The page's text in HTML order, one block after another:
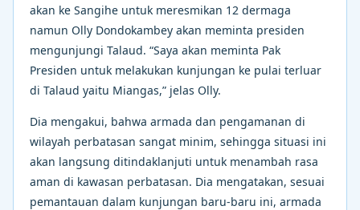
akan ke Sangihe untuk meresmikan 12 dermaga
namun Olly Dondokambey akan meminta presiden
mengunjungi Talaud. “Saya akan meminta Pak
Presiden untuk melakukan kunjungan ke pulai terluar
di Talaud yaitu Miangas,” jelas Olly.
Dia mengakui, bahwa armada dan pengamanan di
wilayah perbatasan sangat minim, sehingga situasi ini
akan langsung ditindaklanjuti untuk menambah rasa
aman di kawasan perbatasan. Dia mengatakan, sesuai
pemantauan dalam kunjungan baru-baru ini, armada